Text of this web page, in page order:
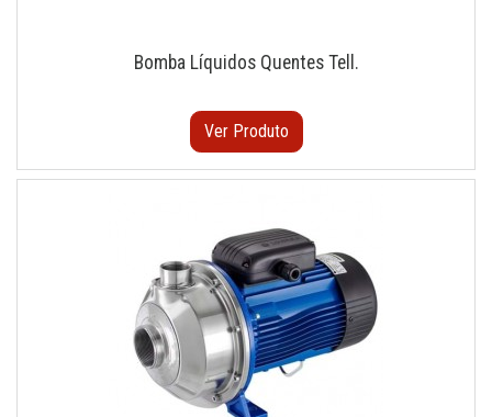
Bomba Líquidos Quentes Tell.
Ver Produto